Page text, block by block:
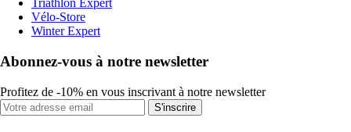
Triathlon Expert
Vélo-Store
Winter Expert
Abonnez-vous à notre newsletter
Profitez de -10% en vous inscrivant à notre newsletter
S'inscrire